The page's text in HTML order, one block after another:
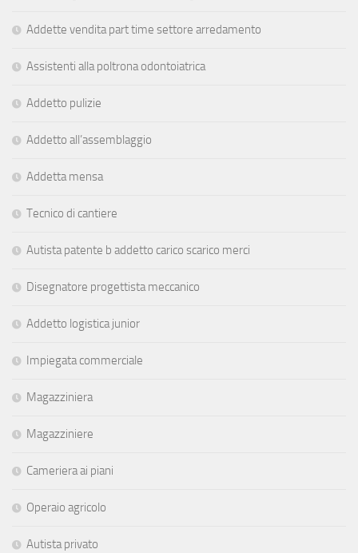
Addette vendita part time settore arredamento
Assistenti alla poltrona odontoiatrica
Addetto pulizie
Addetto all’assemblaggio
Addetta mensa
Tecnico di cantiere
Autista patente b addetto carico scarico merci
Disegnatore progettista meccanico
Addetto logistica junior
Impiegata commerciale
Magazziniera
Magazziniere
Cameriera ai piani
Operaio agricolo
Autista privato